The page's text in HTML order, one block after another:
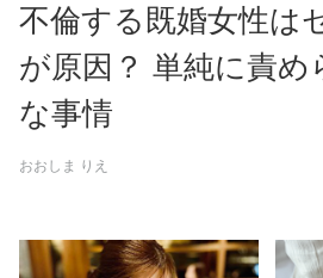
不倫する既婚女性は
が原因？ 単純に責め
な事情
おおしま りえ